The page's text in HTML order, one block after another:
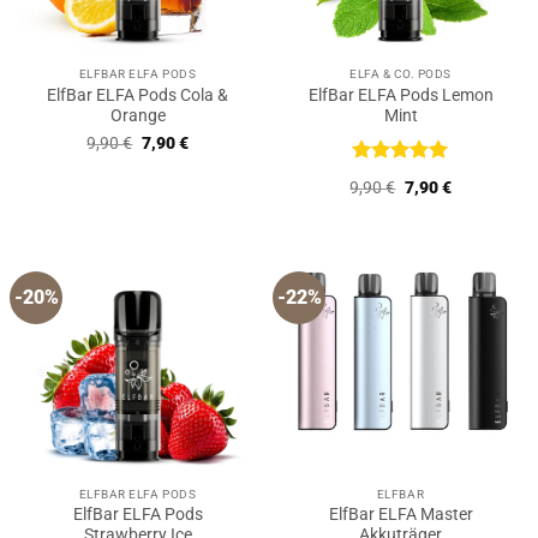
ELFBAR ELFA PODS
ElfBar ELFA Pods Cola &
Orange
9,90€ Ursprünglicher
Preis
7,90€Aktueller
ELFA & CO. PODS
ElfBar ELFA Pods Lemon
Mint
Bewertet
mit 5 von
9,90€ Ursprünglicher
Preis
7,90€Aktueller
-20%
ELFBAR ELFA PODS
ElfBar ELFA Pods
-22%
ELFBAR
ElfBar ELFA Master